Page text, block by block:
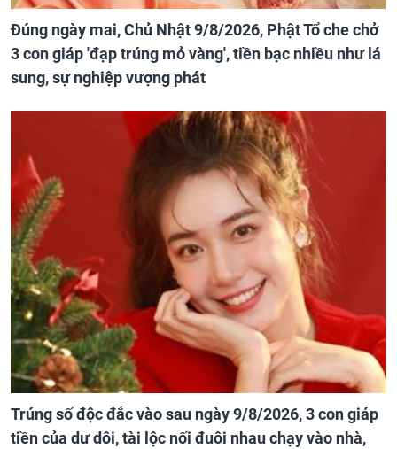
Đúng ngày mai, Chủ Nhật 9/8/2026, Phật Tổ che chở
3 con giáp 'đạp trúng mỏ vàng', tiền bạc nhiều như lá
sung, sự nghiệp vượng phát
Trúng số độc đắc vào sau ngày 9/8/2026, 3 con giáp
tiền của dư dôi, tài lộc nối đuôi nhau chạy vào nhà,